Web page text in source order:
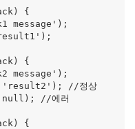
{
message');
{
message');
//정상
//에러
{